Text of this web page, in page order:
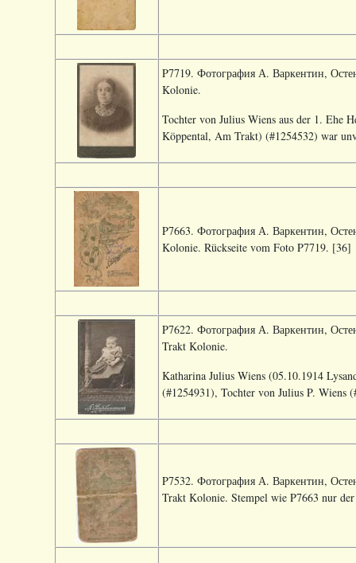
P7719. Фотография А. Варкентин,
Kolonie.
Tochter von Julius Wiens aus der 1. Ehe
Köppental, Am Trakt) (#1254532) war
P7663. Фотография А. Варкентин,
Kolonie. Rückseite vom Foto P7719. [36]
P7622. Фотография А. Варкентин,
Trakt Kolonie.
Katharina Julius Wiens (05.10.1914
(#1254931), Tochter von Julius P. Wiens
P7532. Фотография А. Варкентин,
Trakt Kolonie. Stempel wie P7663 nur